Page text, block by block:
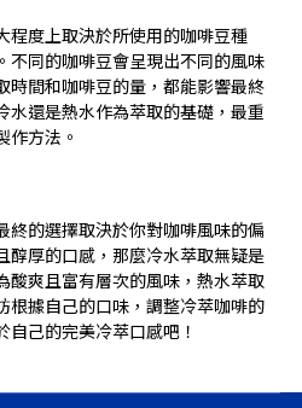
程度上取決於所使用的咖啡豆種
不同的咖啡豆會呈現出不同的風味
時間和咖啡豆的量，都能影響最終
水還是熱水作為萃取的基礎，最重
作方法。
終的選擇取決於你對咖啡風味的偏
醇厚的口感，那麼冷水萃取無疑是
酸爽且富有層次的風味，熱水萃取
根據自己的口味，調整冷萃咖啡的
己的完美冷萃口感吧！